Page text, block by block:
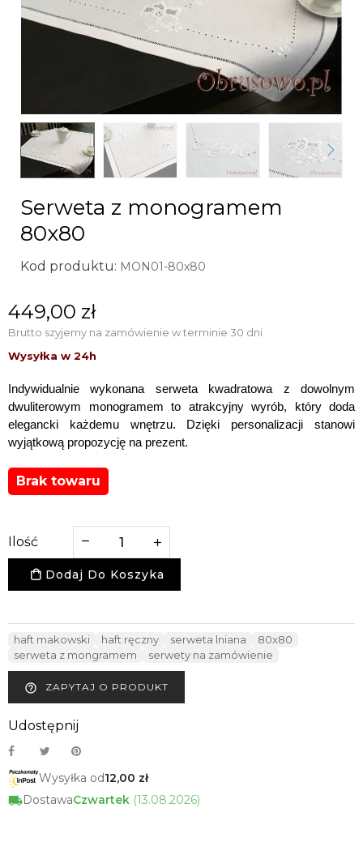
Serweta z monogramem
80x80
Kod produktu: MON01-80x80
449,00 zł
Brutto szyjemy na zamówienie w terminie 30 dni
Indywidualnie wykonana serweta kwadratowa z dowolnym
dwuliterowym monogramem to atrakcyjny wyrób, który doda
elegancki każdemu wnętrzu. Dzięki personalizacji stanowi
wyjątkową propozycję na prezent.
Brak towaru
Ilość
Dodaj Do Koszyka
haft makowski haft ręczny serweta lniana
80x80
serweta z mongramem
serwety na zamówienie
help_outline ZAPYTAJ O PRODUKT
Udostępnij
Wysyłka od12,00 zł
DostawaCzwartek (13.08.2026)